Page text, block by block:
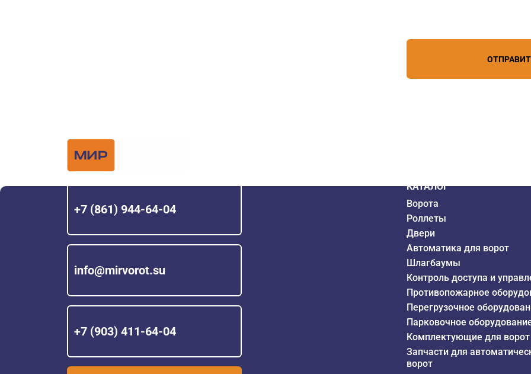
+7 (861) 944-64-04
info@mirvorot.su
+7 (903) 411-64-04
КАТАЛОГ
Ворота
Роллеты
Двери
Автоматика для ворот
Шлагбаумы
Контроль доступа и
Противопожарное
Перегрузочное
Парковочное
Комплектующие для ворот
Запчасти для
ворот